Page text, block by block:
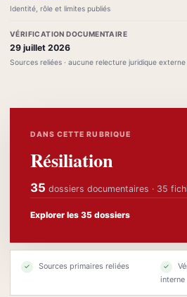
Identité, rôle et limites publiés
VÉRIFICATION DOCUMENTAIRE
29 juillet 2026
Sources reliées · aucune relecture juridique
DANS CETTE RUBRIQUE
Résiliation
35 dossiers documentaires · 35
Explorer les 35 dossiers
✓ Sources primaires reliées ✓
interne